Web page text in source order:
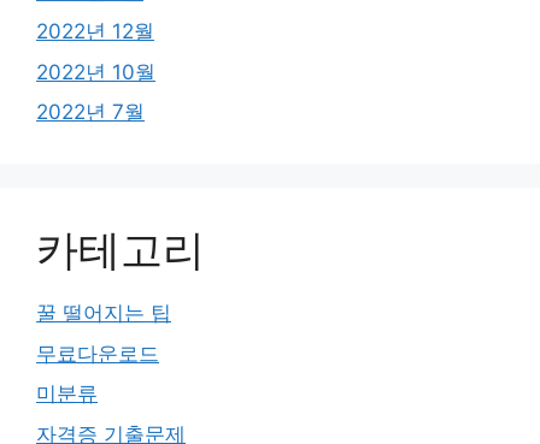
2022년 12월
2022년 10월
2022년 7월
카테고리
꿀 떨어지는 팁
무료다운로드
미분류
자격증 기출문제